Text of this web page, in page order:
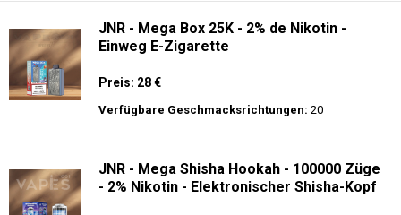
JNR - Mega Box 25K - 2% de Nikotin -
Einweg E-Zigarette
Preis: 28 €
Verfügbare Geschmacksrichtungen: 20
JNR - Mega Shisha Hookah - 100000 Züge
- 2% Nikotin - Elektronischer Shisha-Kopf